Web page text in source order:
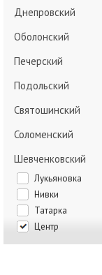
Днепровский
Оболонский
Печерский
Подольский
Святошинский
Соломенский
Шевченковский
Лукьяновка
Нивки
Татарка
Центр